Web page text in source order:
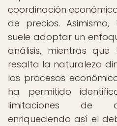
coordinación
de precios.
suele adoptar un
análisis, mientras que
resalta la naturaleza
los procesos
ha permitido
limitaciones de
enriqueciendo así el